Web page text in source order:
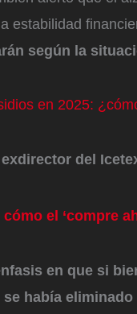
estabilidad
según la
en 2025:
del
el ‘compre
en que si
había